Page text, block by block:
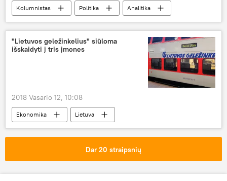
Kolumnistas Politika
Analitika
Lietuva
Ukraina valdžia
"Lietuvos geležinkelius" siūloma
išskaidyti į tris įmones
2018 Vasario 12, 10:08
Ekonomika
Lietuva
Susisiekimo ministerija
Lietuvos geležinkeliai
"Lietuvos geležinkelių" pažanga ir kasdieninė veikla
Dar 20 straipsnių